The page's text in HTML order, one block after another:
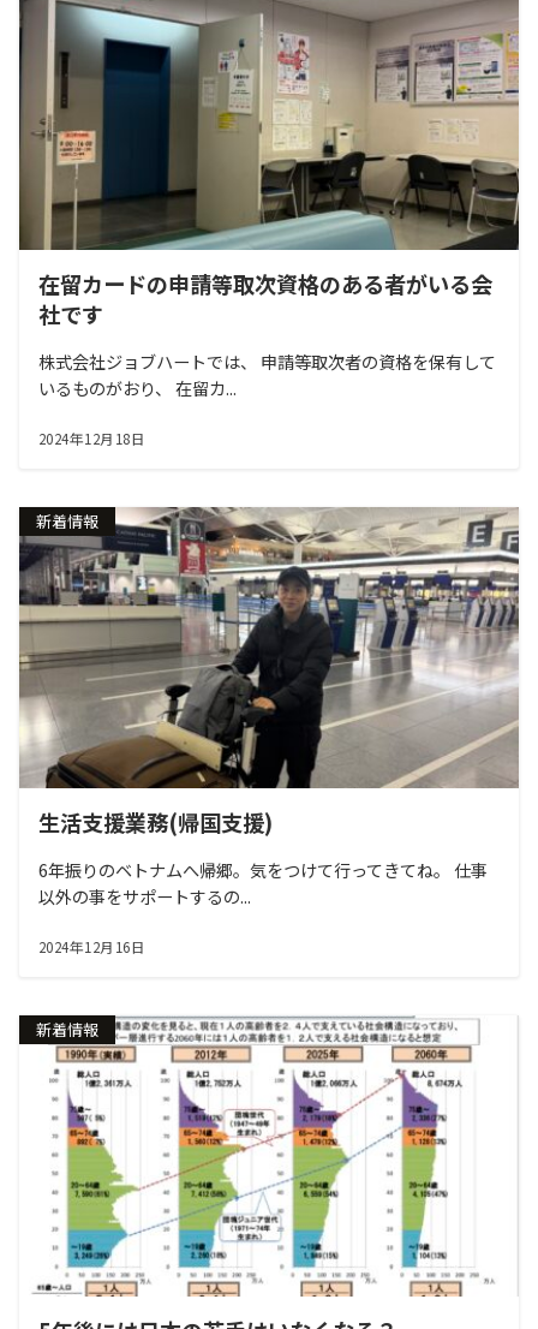
在留カードの申請等取次資格のある者がいる会
社です
株式会社ジョブハートでは、 申請等取次者の資格を保有して
いるものがおり、 在留カ...
2024年12月18日
新着情報
生活支援業務(帰国支援)
6年振りのベトナムへ帰郷。気をつけて行ってきてね。 仕事
以外の事をサポートするの...
2024年12月16日
新着情報